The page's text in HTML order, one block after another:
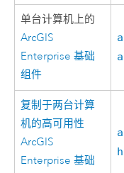
单台计算机上的
ArcGIS
Enterprise 基础
组件
复制于两台计算
机的高可用性
ArcGIS
Enterprise 基础